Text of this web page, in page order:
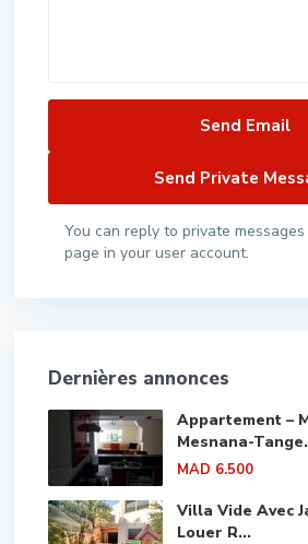
You can reply to private
page in your user account.
Dernières annonces
Appartement –
Mesnana-
MAD 6.500
Villa Vide Avec
Louer R...